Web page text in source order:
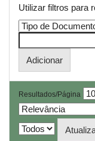
Utilizar filtros para
Resultados/Página